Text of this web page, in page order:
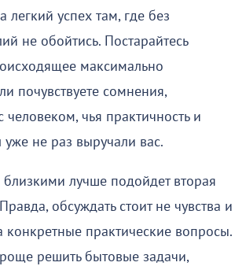
легкий успех там, где без
не обойтись. Постарайтесь
максимально
почувствуете сомнения,
человеком, чья практичность и
не раз выручали вас.
лучше подойдет вторая
обсуждать стоит не чувства и
конкретные практические вопросы.
решить бытовые задачи,